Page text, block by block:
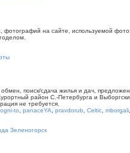
фотографий на сайте, используемой
поиск/сдача жилья и дач,
район С.-Петербурга и
не требуется.
to panaceYA pravdorub Celtic mborgali
Зеленогорск